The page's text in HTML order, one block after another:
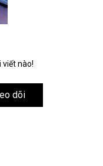
dõi